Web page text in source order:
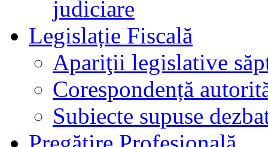
judiciare
Legislație Fiscală
Apariţii legislative
Corespondență
Subiecte supuse